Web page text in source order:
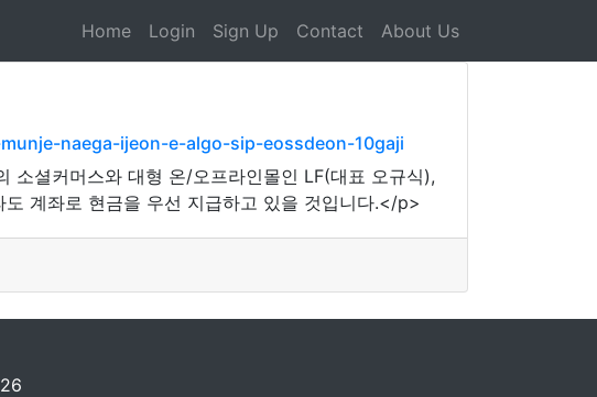
Home Login Sign Up Contact About Us
naega-ijeon-e-algo-sip-eossdeon-10gaji
셜커머스와 대형 온/오프라인몰인 LF(대표 오규식),
계좌로 현금을 우선 지급하고 있을 것입니다.</p>